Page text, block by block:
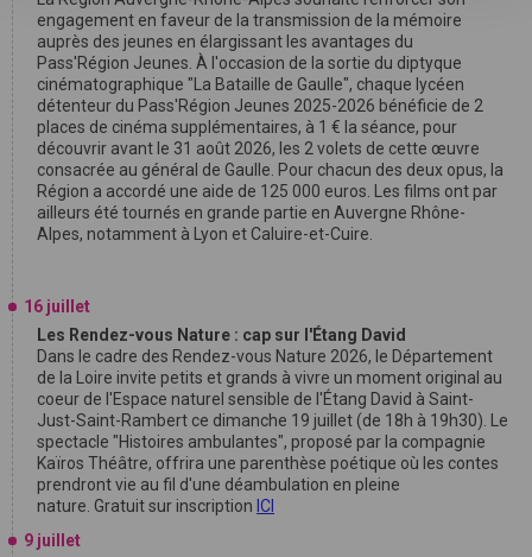
engagement en faveur de la transmission de la mémoire
auprès des jeunes en élargissant les avantages du
Pass'Région Jeunes. À l'occasion de la sortie du diptyque
cinématographique "La Bataille de Gaulle", chaque lycéen
détenteur du Pass'Région Jeunes 2025-2026 bénéficie de 2
places de cinéma supplémentaires, à 1 € la séance, pour
découvrir avant le 31 août 2026, les 2 volets de cette œuvre
consacrée au général de Gaulle. Pour chacun des deux opus, la
Région a accordé une aide de 125 000 euros. Les films ont par
ailleurs été tournés en grande partie en Auvergne Rhône-
Alpes, notamment à Lyon et Caluire-et-Cuire.
16 juillet
Les Rendez-vous Nature : cap sur l'Étang David
Dans le cadre des Rendez-vous Nature 2026, le Département
de la Loire invite petits et grands à vivre un moment original au
coeur de l'Espace naturel sensible de l'Étang David à Saint-
Just-Saint-Rambert ce dimanche 19 juillet (de 18h à 19h30). Le
spectacle "Histoires ambulantes", proposé par la compagnie
Kaïros Théâtre, offrira une parenthèse poétique où les contes
prendront vie au fil d'une déambulation en pleine
nature. Gratuit sur inscription ICI
9 juillet